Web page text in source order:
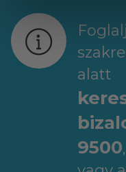
alatt
9500,